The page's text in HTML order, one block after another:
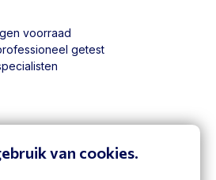
voorraad
getest
van cookies.